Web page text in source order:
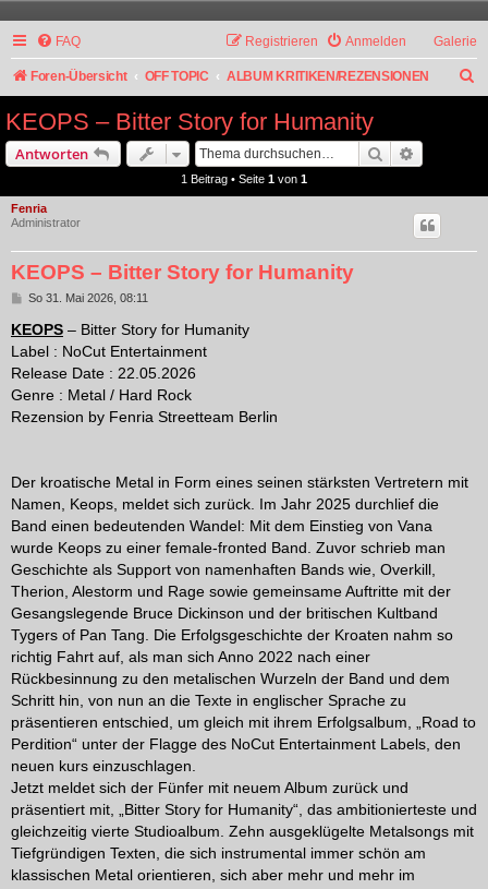
Galerie
FAQ Anmelden
Registrieren
Foren-Übersicht OFF TOPIC ALBUM KRITIKEN/REZENSIONEN
KEOPS – Bitter Story for Humanity
Antworten Suche
1 Beitrag • Seite 1 von 1
Fenria
Administrator
KEOPS – Bitter Story for Humanity
B
i
t
r
g
So 31. Mai 2026, 08:11
KEOPS – Bitter Story for Humanity
Label : NoCut Entertainment
Release Date : 22.05.2026
Genre : Metal / Hard Rock
Rezension by Fenria Streetteam Berlin
Der kroatische Metal in Form eines seinen stärksten Vertretern mit
Namen, Keops, meldet sich zurück. Im Jahr 2025 durchlief die
Band einen bedeutenden Wandel: Mit dem Einstieg von Vana
wurde Keops zu einer female-fronted Band. Zuvor schrieb man
Geschichte als Support von namenhaften Bands wie, Overkill,
Therion, Alestorm und Rage sowie gemeinsame Auftritte mit der
Gesangslegende Bruce Dickinson und der britischen Kultband
Tygers of Pan Tang. Die Erfolgsgeschichte der Kroaten nahm so
richtig Fahrt auf, als man sich Anno 2022 nach einer
Rückbesinnung zu den metalischen Wurzeln der Band und dem
Schritt hin, von nun an die Texte in englischer Sprache zu
präsentieren entschied, um gleich mit ihrem Erfolgsalbum, „Road to
Perdition“ unter der Flagge des NoCut Entertainment Labels, den
neuen kurs einzuschlagen.
Jetzt meldet sich der Fünfer mit neuem Album zurück und
präsentiert mit, „Bitter Story for Humanity“, das ambitionierteste und
gleichzeitig vierte Studioalbum. Zehn ausgeklügelte Metalsongs mit
Tiefgründigen Texten, die sich instrumental immer schön am
klassischen Metal orientieren, sich aber mehr und mehr im